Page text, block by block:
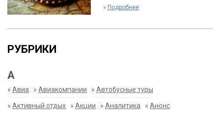
» Подробнее
РУБРИКИ
А
» Авиа » Авиакомпании » Автобусные туры
» Активный отдых » Акции » Аналитика » Анонс